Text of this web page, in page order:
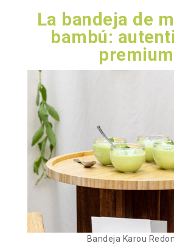
La bandeja de
bambú:
premium
Bandeja Karou